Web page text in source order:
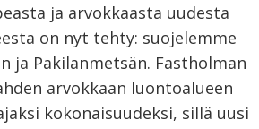
ja arvokkaasta uudesta
on nyt tehty: suojelemme
ja Pakilanmetsän. Fastholman
arvokkaan luontoalueen
kokonaisuudeksi, sillä uusi